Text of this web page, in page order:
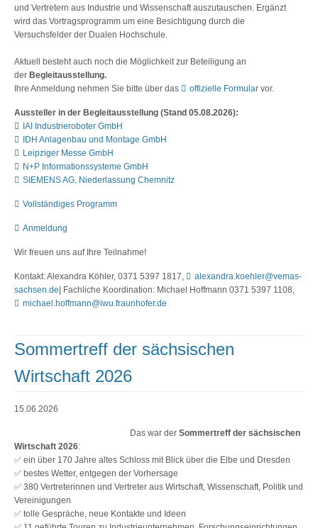
und Vertretern aus Industrie und Wissenschaft auszutauschen. Ergänzt
wird das Vortragsprogramm um eine Besichtigung durch die
Versuchsfelder der Dualen Hochschule.
Aktuell besteht auch noch die Möglichkeit zur Beteiligung an
der Begleitausstellung.
Ihre Anmeldung nehmen Sie bitte über das
offizielle Formular vor.
Aussteller in der Begleitausstellung (Stand 05.08.2026):
IAI Industrieroboter GmbH
IDH Anlagenbau und Montage GmbH
Leipziger Messe GmbH
N+P Informationssysteme GmbH
SIEMENS AG, Niederlassung Chemnitz
Vollständiges Programm
Anmeldung
Wir freuen uns auf Ihre Teilnahme!
Kontakt: Alexandra Köhler, 0371 5397 1817,
alexandra.koehler@vemas-
sachsen.de | Fachliche Koordination: Michael Hoffmann 0371 5397 1108,
michael.hoffmann@iwu.fraunhofer.de
Sommertreff der sächsischen
Wirtschaft 2026
15.06.2026
Das war derSommertreff der sächsischen
Wirtschaft 2026:
✅ ein über 170 Jahre altes Schloss mit Blick über die Elbe und Dresden
✅ bestes Wetter, entgegen der Vorhersage
✅ 380 Vertreterinnen und Vertreter aus Wirtschaft, Wissenschaft, Politik und
Vereinigungen
✅ tolle Gespräche, neue Kontakte und Ideen